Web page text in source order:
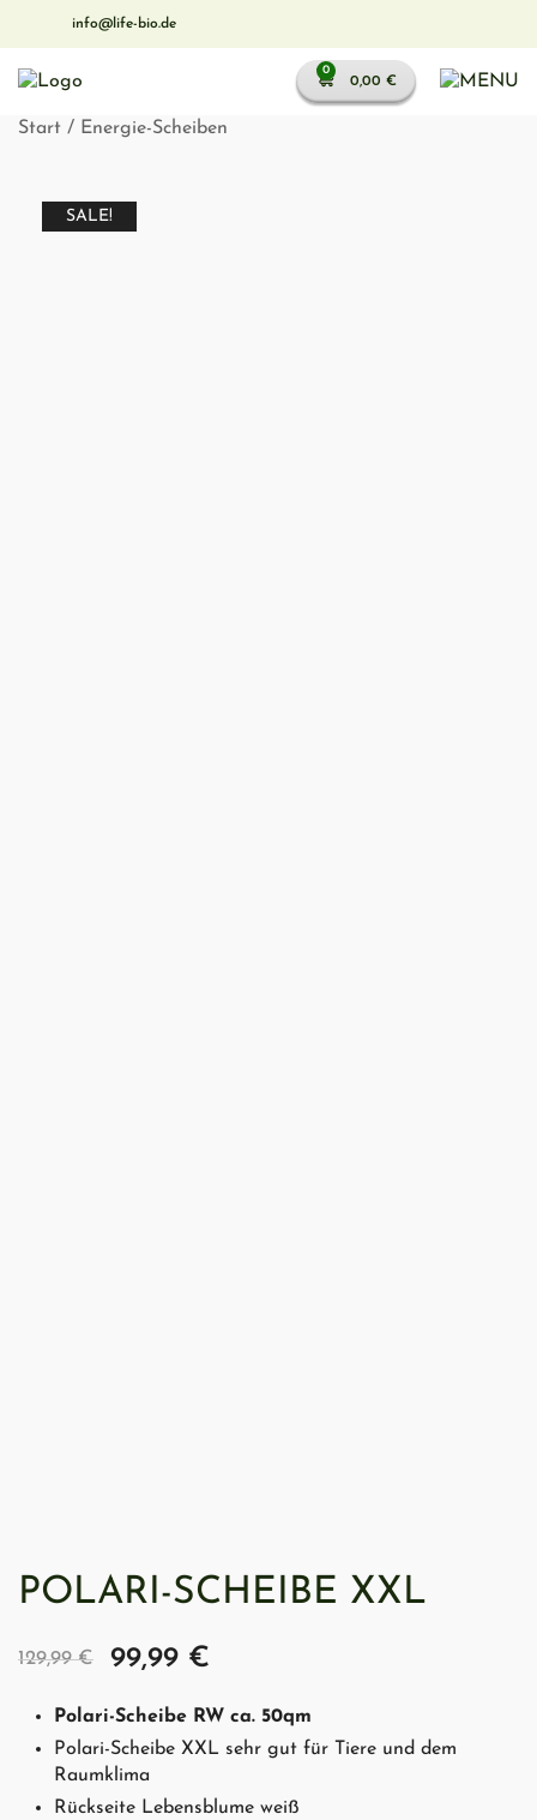
springen
info@life-bio.de
0
0,00 €
Start / Energie-Scheiben
SALE!
POLARI-SCHEIBE XXL
129,99€
Ursprünglicher
war:
129,99 €
99,99 €
ist:
Polari-Scheibe RW ca. 50qm
Polari-Scheibe XXL sehr gut für Tiere und dem
Raumklima
Rückseite Lebensblume weiß